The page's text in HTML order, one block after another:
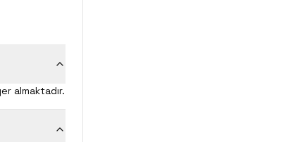
almaktadır.